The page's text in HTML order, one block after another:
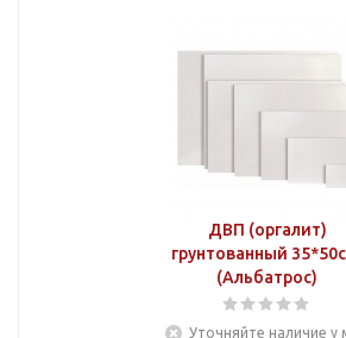
ДВП (оргалит)
грунтованный
(Альбатрос)
Уточняйте наличие у